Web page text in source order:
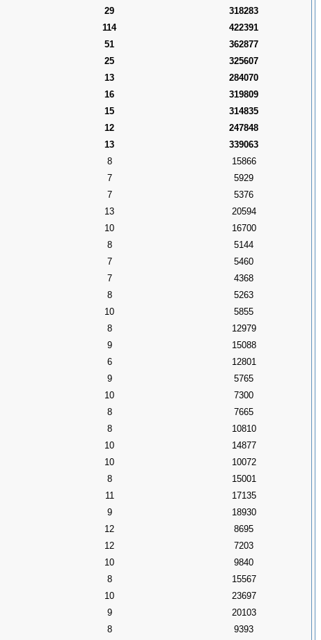
29
318283
114
422391
51
362877
25
325607
13
284070
16
319809
15
314835
12
247848
13
339063
8
15866
7
5929
7
5376
13
20594
10
16700
8
5144
7
5460
7
4368
8
5263
10
5855
8
12979
9
15088
6
12801
9
5765
10
7300
8
7665
8
10810
10
14877
10
10072
8
15001
11
17135
9
18930
12
8695
12
7203
10
9840
8
15567
10
23697
9
20103
8 9393